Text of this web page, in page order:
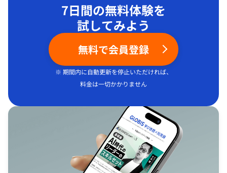
7日間の無料体験を
試してみよう
無料で会員登録
※ 期間内に自動更新を停止いただければ、
料金は一切かかりません